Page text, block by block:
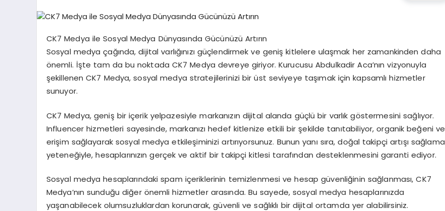
CK7 Medya ile Sosyal Medya Dünyasında Gücünüzü Artırın
Sosyal medya çağında, dijital varlığınızı güçlendirmek ve geniş kitlelere ulaşmak her zamankinden daha
önemli. İşte tam da bu noktada CK7 Medya devreye giriyor. Kurucusu Abdulkadir Aca’nın vizyonuyla
şekillenen CK7 Medya, sosyal medya stratejilerinizi bir üst seviyeye taşımak için kapsamlı hizmetler
sunuyor.
CK7 Medya, geniş bir içerik yelpazesiyle markanızın dijital alanda güçlü bir varlık göstermesini sağlıyor.
Influencer hizmetleri sayesinde, markanızı hedef kitlenize etkili bir şekilde tanıtabiliyor, organik beğeni ve
erişim sağlayarak sosyal medya etkileşiminizi artırıyorsunuz. Bunun yanı sıra, doğal takipçi artışı sağlama
yeteneğiyle, hesaplarınızın gerçek ve aktif bir takipçi kitlesi tarafından desteklenmesini garanti ediyor.
Sosyal medya hesaplarındaki spam içeriklerinin temizlenmesi ve hesap güvenliğinin sağlanması, CK7
Medya’nın sunduğu diğer önemli hizmetler arasında. Bu sayede, sosyal medya hesaplarınızda
yaşanabilecek olumsuzluklardan korunarak, güvenli ve sağlıklı bir dijital ortamda yer alabilirsiniz.